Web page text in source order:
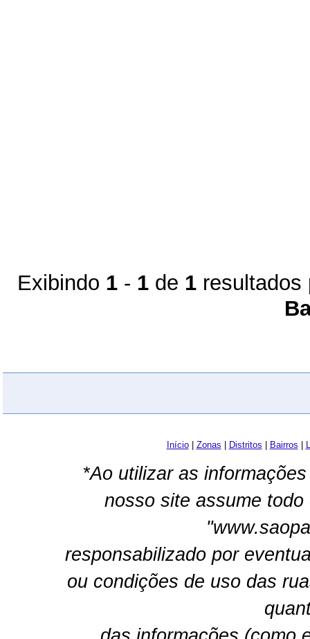
Exibindo 1 - 1 de 1
Início| Zonas Distritos Bairros
*Ao utilizar as
nosso site assume
responsabilizado por
ou condições de uso das